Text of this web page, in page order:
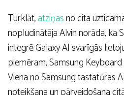
Turklāt,atziņasno cita
nopludinātāja Alvin norāda, ka
integrē Galaxy AI svarīgās
piemēram, Samsung
Viena no Samsung tastatūras